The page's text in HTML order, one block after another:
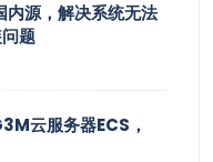
源，解决系统无法
题
云服务器ECS，